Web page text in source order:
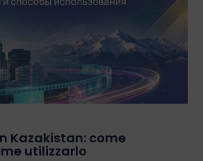
Kazakistan: come
utilizzarlo